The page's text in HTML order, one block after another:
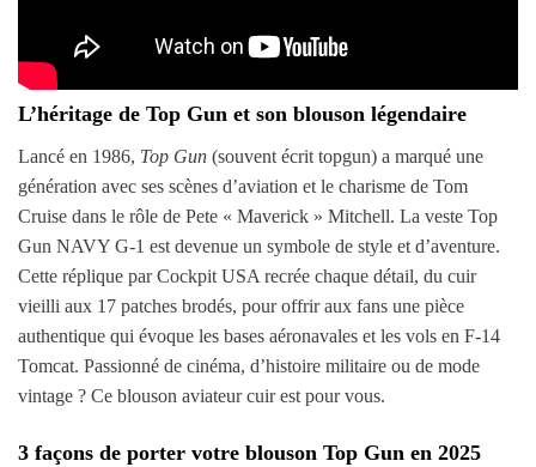
L’héritage de Top Gun et son blouson légendaire
Lancé en 1986, Top Gun (souvent écrit topgun) a marqué une
génération avec ses scènes d’aviation et le charisme de Tom
Cruise dans le rôle de Pete « Maverick » Mitchell. La veste Top
Gun NAVY G-1 est devenue un symbole de style et d’aventure.
Cette réplique par Cockpit USA recrée chaque détail, du cuir
vieilli aux 17 patches brodés, pour offrir aux fans une pièce
authentique qui évoque les bases aéronavales et les vols en F-14
Tomcat. Passionné de cinéma, d’histoire militaire ou de mode
vintage ? Ce blouson aviateur cuir est pour vous.
3 façons de porter votre blouson Top Gun en 2025